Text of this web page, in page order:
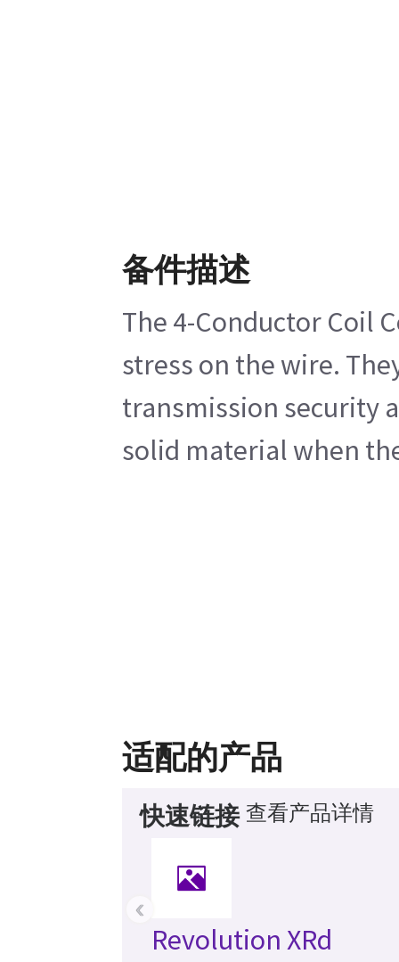
备件描述
The 4-Conductor Coil
stress on the wire.
transmission security
solid material when
适配的产品
快速链接 查看产品详情
Revolution XRd
‹